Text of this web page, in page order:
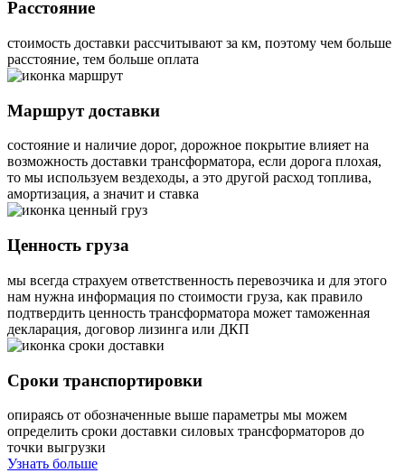
Расстояние
стоимость доставки рассчитывают за км, поэтому чем больше
расстояние, тем больше оплата
Маршрут доставки
состояние и наличие дорог, дорожное покрытие влияет на
возможность доставки трансформатора, если дорога плохая,
то мы используем вездеходы, а это другой расход топлива,
амортизация, а значит и ставка
Ценность груза
мы всегда страхуем ответственность перевозчика и для этого
нам нужна информация по стоимости груза, как правило
подтвердить ценность трансформатора может таможенная
декларация, договор лизинга или ДКП
Сроки транспортировки
опираясь от обозначенные выше параметры мы можем
определить сроки доставки силовых трансформаторов до
точки выгрузки
Узнать больше